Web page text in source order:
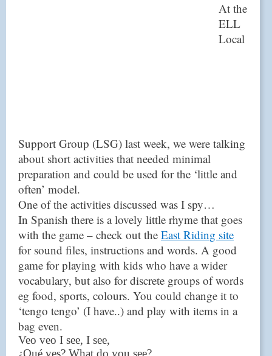
At the
ELL
Local
Support Group (LSG) last week, we were talking
about short activities that needed minimal
preparation and could be used for the ‘little and
often’ model.
One of the activities discussed was I spy…
In Spanish there is a lovely little rhyme that goes
with the game – check out the East Riding site
for sound files, instructions and words. A good
game for playing with kids who have a wider
vocabulary, but also for discrete groups of words
eg food, sports, colours. You could change it to
‘tengo tengo’ (I have..) and play with items in a
bag even.
Veo veo I see, I see,
¿Qué ves? What do you see?